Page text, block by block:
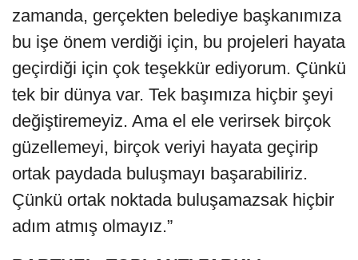
zamanda, gerçekten belediye başkanımıza
bu işe önem verdiği için, bu projeleri hayata
geçirdiği için çok teşekkür ediyorum. Çünkü
tek bir dünya var. Tek başımıza hiçbir şeyi
değiştiremeyiz. Ama el ele verirsek birçok
güzellemeyi, birçok veriyi hayata geçirip
ortak paydada buluşmayı başarabiliriz.
Çünkü ortak noktada buluşamazsak hiçbir
adım atmış olmayız.”